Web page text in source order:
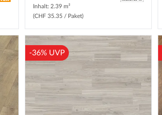
Inhalt: 2.39 m²
(CHF 35.35 / Paket)
-36% UVP